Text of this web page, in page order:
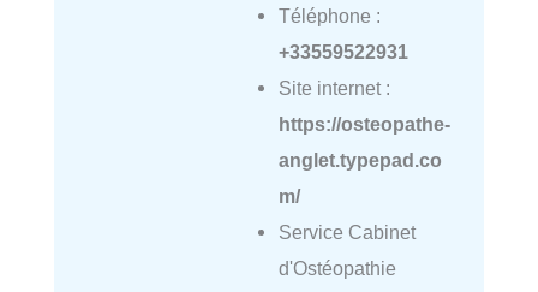
Téléphone :
+33559522931
Site internet :
https://osteopathe-
anglet.typepad.co
m/
Service Cabinet
d'Ostéopathie